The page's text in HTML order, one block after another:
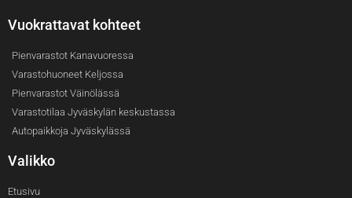
Vuokrattavat kohteet
Pienvarastot Kanavuoressa
Varastohuoneet Keljossa
Pienvarastot Väinölässä
Varastotilaa Jyväskylän keskustassa
Autopaikkoja Jyväskylässä
Valikko
Etusivu